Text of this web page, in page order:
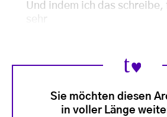
Und indem ich das
Sie möchten diesen
in voller Länge